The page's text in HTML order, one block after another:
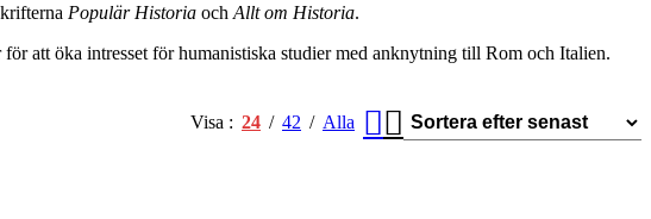
Populär Historia och Allt om Historia.
att öka intresset för humanistiska studier med anknytning till Rom och Italien.
Visa 24 42 Alla